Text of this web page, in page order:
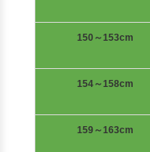
150～153cm
154～158cm
159～163cm